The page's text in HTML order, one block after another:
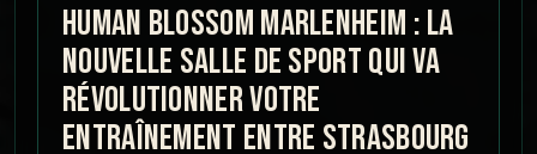
HUMAN BLOSSOM MARLENHEIM : LA
NOUVELLE SALLE DE SPORT QUI VA
RÉVOLUTIONNER VOTRE
ENTRAÎNEMENT ENTRE STRASBOURG